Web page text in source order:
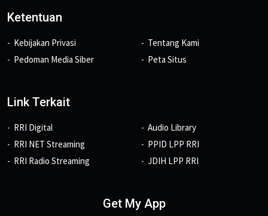
Ketentuan
Kebijakan Privasi
Pedoman Media Siber
Tentang Kami
Peta Situs
Link Terkait
RRI Digital
RRI NET Streaming
RRI Radio Streaming
Audio Library
PPID LPP RRI
JDIH LPP RRI
Get My App